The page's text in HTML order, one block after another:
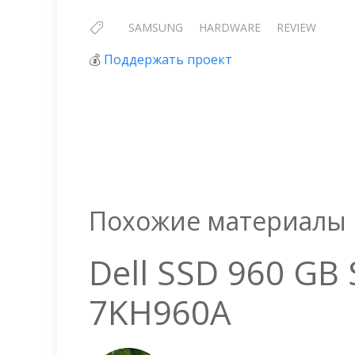
SAMSUNG HARDWARE REVIEW
💰 Поддержать проект
Похожие материалы
Dell SSD 960
7KH960A